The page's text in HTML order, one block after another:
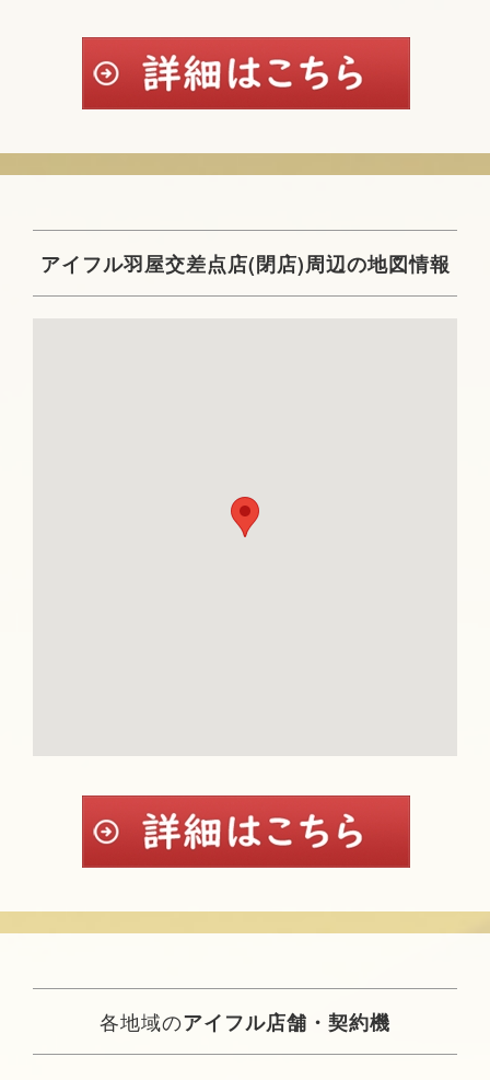
アイフル羽屋交差点店(閉店)周辺の地図情報
各地域のアイフル店舗・契約機